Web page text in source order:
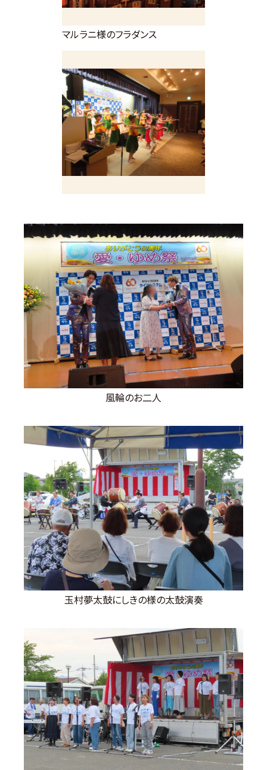
マルラニ様のフラダンス
風輪のお二人
玉村夢太鼓にしきの様の太鼓演奏